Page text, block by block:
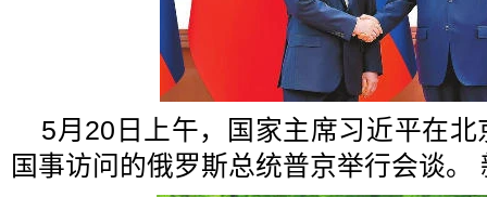
5月20日上午，国家主席习近平在
国事访问的俄罗斯总统普京举行会谈。